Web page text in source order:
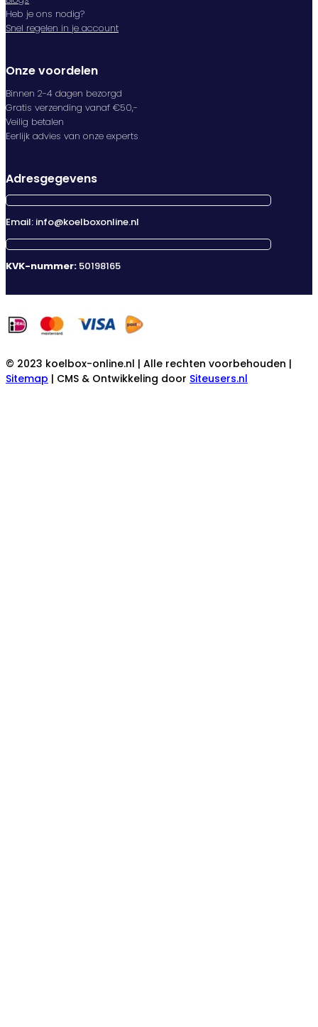
Heb je ons nodig?
Snel regelen in je account
Onze voordelen
Binnen 2-4 dagen bezorgd
Gratis verzending vanaf €50,-
Veilig betalen
Eerlijk advies van onze experts
Adresgegevens
Email: info@koelboxonline.nl
KVK-nummer: 50198165
© 2023 koelbox-online.nl | Alle rechten voorbehouden |
Sitemap | CMS & Ontwikkeling door Siteusers.nl